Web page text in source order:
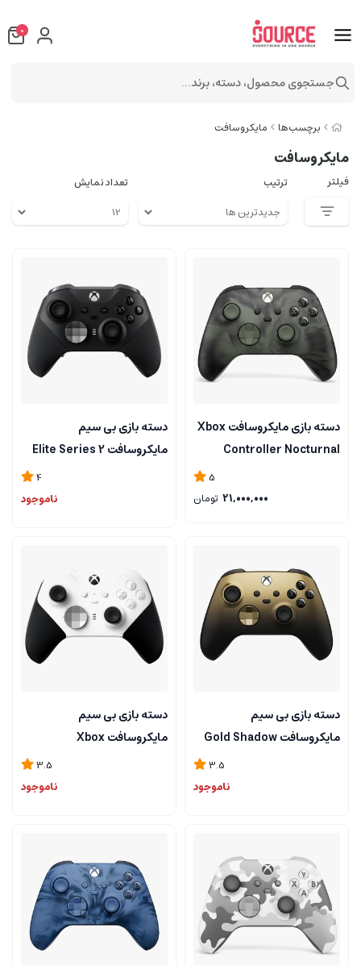
برچسب‌ها مایکروسافت
مایکروسافت
فیلتر ترتیب تعداد نمایش
دسته بازی مایکروسافت Xbox
Controller Nocturnal
5
21,000,000 تومان
دسته بازی بی سیم
مایکروسافت Elite Series 2
4
ناموجود
دسته بازی بی سیم
مایکروسافت Gold Shadow
3.5
ناموجود
دسته بازی بی سیم
مایکروسافت Xbox
Controller Elite Series 2
3.5
ناموجود
0
جستجوی محصول، دسته، برند...